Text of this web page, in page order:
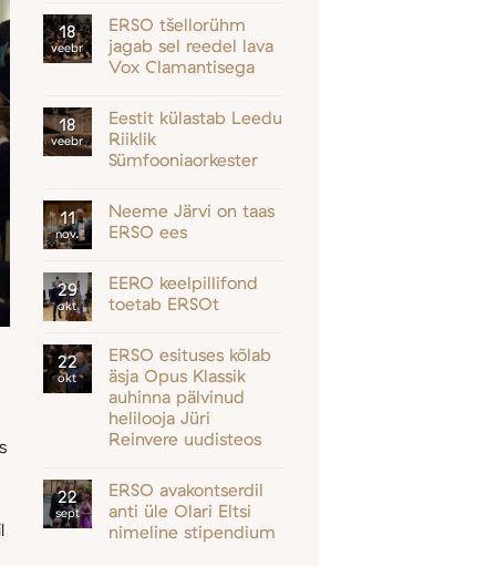
18
veebr
ERSO tšellorühm
jagab sel reedel lava
Vox Clamantisega
18
veebr
Eestit külastab Leedu
Riiklik
Sümfooniaorkester
11
nov.
Neeme Järvi on taas
ERSO ees
29
okt
EERO keelpillifond
toetab ERSOt
22
okt
ERSO esituses kõlab
äsja Opus Klassik
auhinna pälvinud
helilooja Jüri
Reinvere uudisteos
22
sept
ERSO avakontserdil
anti üle Olari Eltsi
nimeline stipendium